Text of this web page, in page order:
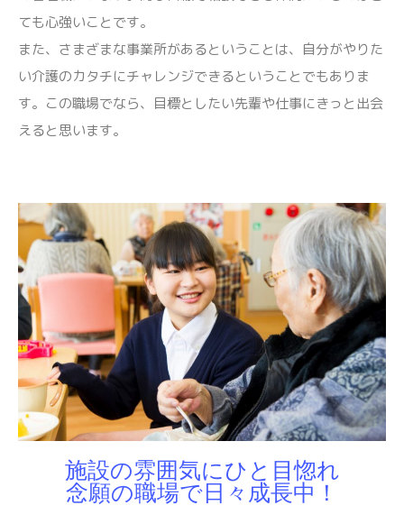
ても心強いことです。
また、さまざまな事業所があるということは、自分がやりた
い介護のカタチにチャレンジできるということでもありま
す。この職場でなら、目標としたい先輩や仕事にきっと出会
えると思います。
施設の雰囲気にひと目惚れ
念願の職場で日々成長中！